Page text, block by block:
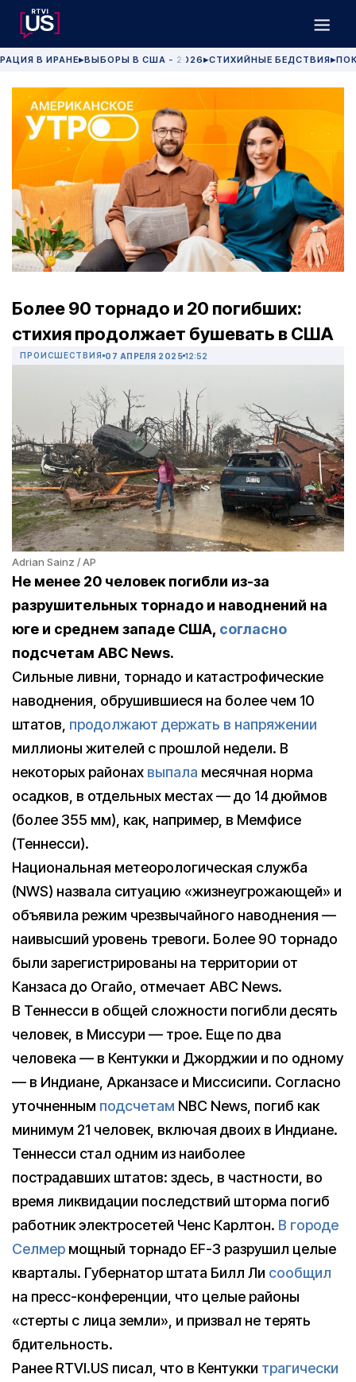
В ИРАНЕ▶ВЫБОРЫ В США - 2026 ▶СТИХИЙНЫЕ БЕДСТВИЯ▶
Более 90 торнадо и 20 погибших:
стихия продолжает бушевать в США
ПРОИСШЕСТВИЯ 07 АПРЕЛЯ 2025 12:52
Adrian Sainz / AP
Не менее 20 человек погибли из-за
разрушительных торнадо и наводнений на
юге и среднем западе США, согласно
подсчетам ABC News.
Сильные ливни, торнадо и катастрофические
наводнения, обрушившиеся на более чем 10
штатов, продолжают держать в напряжении
миллионы жителей с прошлой недели. В
некоторых районах выпала месячная норма
осадков, в отдельных местах — до 14 дюймов
(более 355 мм), как, например, в Мемфисе
(Теннесси).
Национальная метеорологическая служба
(NWS) назвала ситуацию «жизнеугрожающей» и
объявила режим чрезвычайного наводнения —
наивысший уровень тревоги. Более 90 торнадо
были зарегистрированы на территории от
Канзаса до Огайо, отмечает ABC News.
В Теннесси в общей сложности погибли десять
человек, в Миссури — трое. Еще по два
человека — в Кентукки и Джорджии и по одному
— в Индиане, Арканзасе и Миссисипи. Согласно
уточненным подсчетам NBC News, погиб как
минимум 21 человек, включая двоих в Индиане.
Теннесси стал одним из наиболее
пострадавших штатов: здесь, в частности, во
время ликвидации последствий шторма погиб
работник электросетей Ченс Карлтон. В городе
Селмер мощный торнадо EF-3 разрушил целые
кварталы. Губернатор штата Билл Ли сообщил
на пресс-конференции, что целые районы
«стерты с лица земли», и призвал не терять
бдительность.
Ранее RTVI.US писал, что в Кентукки трагически